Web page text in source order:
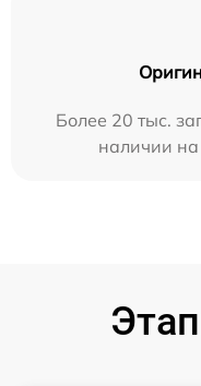
Более 20 тыс.
наличии на